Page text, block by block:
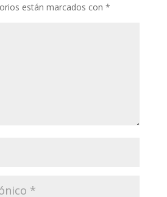
están marcados con *